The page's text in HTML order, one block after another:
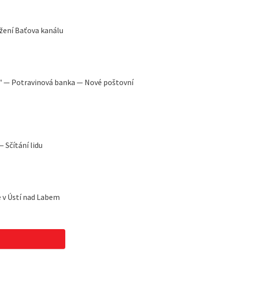
Baťova kanálu
— Potravinová banka — Nové poštovní
Sčítání lidu
Ústí nad Labem